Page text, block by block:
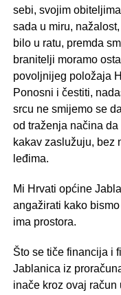
sebi, svojim
sada u miru,
bilo u ratu, premda
branitelji moramo
povoljnijeg položaja
Ponosni i čestiti,
srcu ne smijemo se
od traženja načina
kakav zaslužuju, bez
leđima.
Mi Hrvati općine
angažirati kako
ima prostora.
Što se tiče financija i
Jablanica iz
inače kroz ovaj